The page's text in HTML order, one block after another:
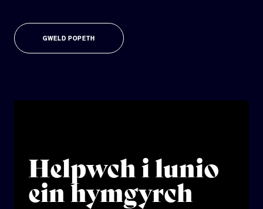
GWELD POPETH
Helpwch i lunio
ein hymgyrch